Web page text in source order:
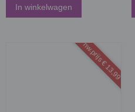
In winkelwagen
nw.prijs € 13,99